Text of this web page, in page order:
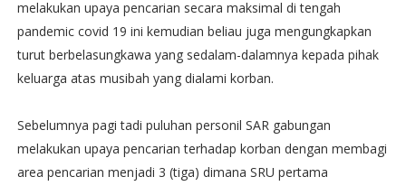
melakukan upaya pencarian secara maksimal di tengah
pandemic covid 19 ini kemudian beliau juga mengungkapkan
turut berbelasungkawa yang sedalam-dalamnya kepada pihak
keluarga atas musibah yang dialami korban.
Sebelumnya pagi tadi puluhan personil SAR gabungan
melakukan upaya pencarian terhadap korban dengan membagi
area pencarian menjadi 3 (tiga) dimana SRU pertama